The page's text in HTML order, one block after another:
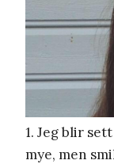
1. Jeg blir
mye, men